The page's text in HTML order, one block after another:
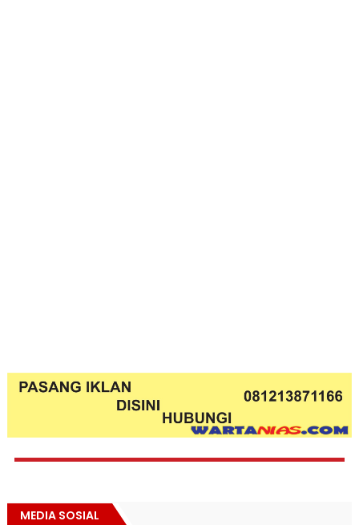
MEDIA SOSIAL